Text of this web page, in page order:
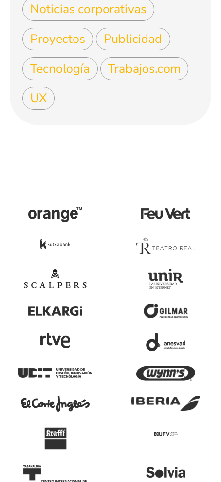
Noticias corporativas
Proyectos
Publicidad
Tecnología
Trabajos.com
UX